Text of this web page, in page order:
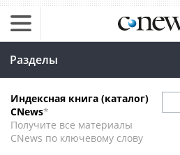
Разделы
Индексная книга (каталог)
CNews*
Получите все материалы
CNews по ключевому слову